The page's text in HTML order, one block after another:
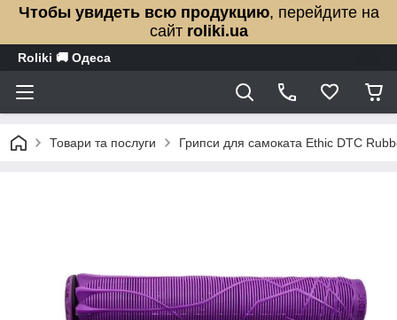
Чтобы увидеть всю продукцию, перейдите на
сайт roliki.ua
Roliki 🚚 Одеса
Товари та послуги Грипси для самоката Ethic DTC